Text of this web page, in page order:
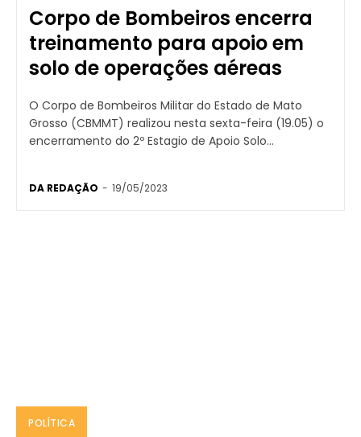
Corpo de Bombeiros encerra
treinamento para apoio em
solo de operações aéreas
O Corpo de Bombeiros Militar do Estado de Mato
Grosso (CBMMT) realizou nesta sexta-feira (19.05) o
encerramento do 2º Estagio de Apoio Solo...
DA REDAÇÃO - 19/05/2023
POLÍTICA